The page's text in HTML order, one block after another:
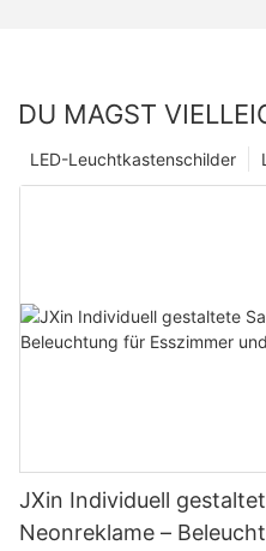
DU MAGST
LED-Leuchtkastenschilder
JXin Individuell
Neonreklame –